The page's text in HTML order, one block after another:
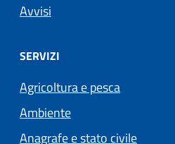
Avvisi
SERVIZI
Agricoltura e pesca
Ambiente
Anagrafe e stato civile